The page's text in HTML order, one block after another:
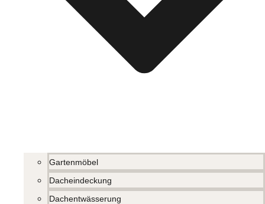
Gartenmöbel
Dacheindeckung
Dachentwässerung